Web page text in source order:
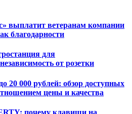
выплатит ветеранам компании
благодарности
для
от розетки
20 000 рублей: обзор доступных
цены и качества
почему клавиши на